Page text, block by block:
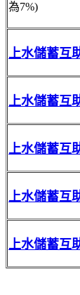
為7%)
上水儲蓄互
上水儲蓄互
上水儲蓄互
上水儲蓄互
上水儲蓄互